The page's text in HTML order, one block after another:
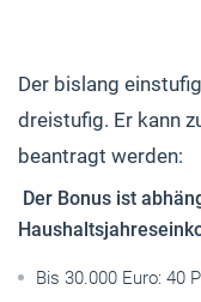
Der bislang
dreistufig. Er kann
beantragt werden:
Der Bonus ist
Bis 30.000 Euro: 40